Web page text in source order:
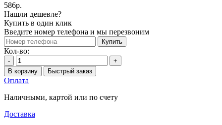
586р.
Нашли дешевле?
Купить в один клик
Введите номер телефона и мы перезвоним
Купить
Кол-во:
-
+
В корзину
Быстрый заказ
Оплата
Наличными, картой или по счету
Доставка